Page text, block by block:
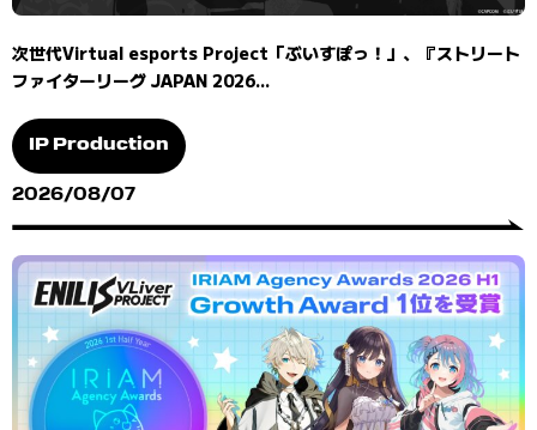
次世代Virtual esports Project「ぶいすぽっ！」、『ストリート
ファイターリーグ JAPAN 2026...
IP Production
2026/08/07